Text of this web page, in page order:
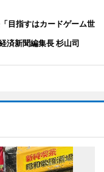
目指すはカードゲーム世
新聞編集長 杉山司